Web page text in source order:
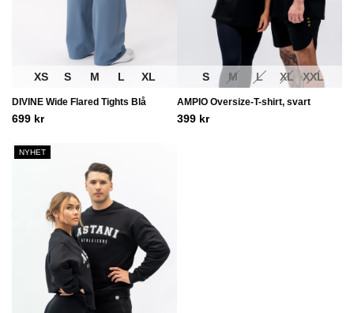
XS S M L XL
DIVINE Wide Flared Tights Blå
699 kr
S M L XL XXL
AMPIO Oversize-T-shirt, svart
399 kr
NYHET